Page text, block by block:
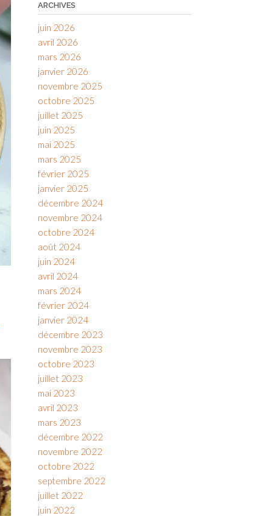
ARCHIVES
juin 2026
avril 2026
mars 2026
janvier 2026
novembre 2025
octobre 2025
juillet 2025
juin 2025
mai 2025
mars 2025
février 2025
janvier 2025
décembre 2024
novembre 2024
octobre 2024
août 2024
juin 2024
avril 2024
mars 2024
février 2024
janvier 2024
décembre 2023
novembre 2023
octobre 2023
juillet 2023
mai 2023
avril 2023
mars 2023
décembre 2022
novembre 2022
octobre 2022
septembre 2022
juillet 2022
juin 2022